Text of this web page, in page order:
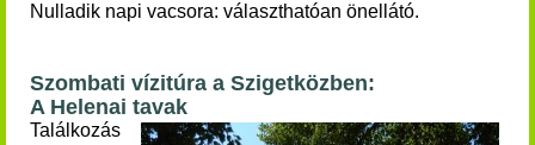
Nulladik napi vacsora: választhatóan önellátó.
Szombati vízitúra a Szigetközben:
A Helenai tavak
Találkozás